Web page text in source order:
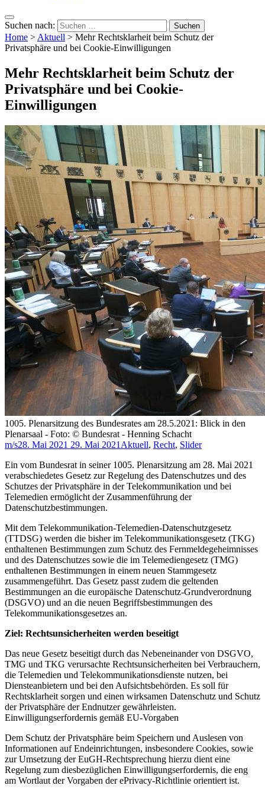
Suchen nach:
Home >Aktuell > Mehr Rechtsklarheit beim Schutz der
Privatsphäre und bei Cookie-Einwilligungen
Mehr Rechtsklarheit beim Schutz der
Privatsphäre und bei Cookie-
Einwilligungen
1005. Plenarsitzung des Bundesrates am 28.5.2021: Blick in den
Plenarsaal - Foto: © Bundesrat - Henning Schacht
m/s28. Mai 2021 29. Mai 2021 Aktuell, Recht, Slider
Ein vom Bundesrat in seiner 1005. Plenarsitzung am 28. Mai 2021
verabschiedetes Gesetz zur Regelung des Datenschutzes und des
Schutzes der Privatsphäre in der Telekommunikation und bei
Telemedien ermöglicht der Zusammenführung der
Datenschutzbestimmungen.
Mit dem Telekommunikation-Telemedien-Datenschutzgesetz
(TTDSG) werden die bisher im Telekommunikationsgesetz (TKG)
enthaltenen Bestimmungen zum Schutz des Fernmeldegeheimnisses
und des Datenschutzes sowie die im Telemediengesetz (TMG)
enthaltenen Bestimmungen in einem neuen Stammgesetz
zusammengeführt. Das Gesetz passt zudem die geltenden
Bestimmungen an die europäische Datenschutz-Grundverordnung
(DSGVO) und an die neuen Begriffsbestimmungen des
Telekommunikationsgesetzes an.
Ziel: Rechtsunsicherheiten werden beseitigt
Das neue Gesetz beseitigt durch das Nebeneinander von DSGVO,
TMG und TKG verursachte Rechtsunsicherheiten bei Verbrauchern,
die Telemedien und Telekommunikationsdienste nutzen, bei
Diensteanbietern und bei den Aufsichtsbehörden. Es soll für
Rechtsklarheit sorgen und einen wirksamen Datenschutz und Schutz
der Privatsphäre der Endnutzer gewährleisten.
Einwilligungserfordernis gemäß EU-Vorgaben
Dem Schutz der Privatsphäre beim Speichern und Auslesen von
Informationen auf Endeinrichtungen, insbesondere Cookies, sowie
zur Umsetzung der EuGH-Rechtsprechung hierzu dient eine
Regelung zum diesbezüglichen Einwilligungserfordernis, die eng
am Wortlaut der Vorgaben der ePrivacy-Richtlinie orientiert ist.